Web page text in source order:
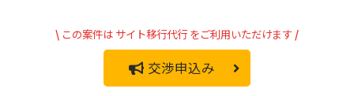
\ この案件は サイト移行代行 をご利用いただけます /
交渉申込み